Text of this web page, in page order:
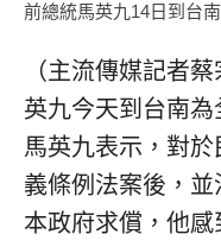
前總統馬英九14日到台
（主流傳媒記者
英九今天到台南為
馬英九表示，對
義條例法案後，並
本政府求償，他